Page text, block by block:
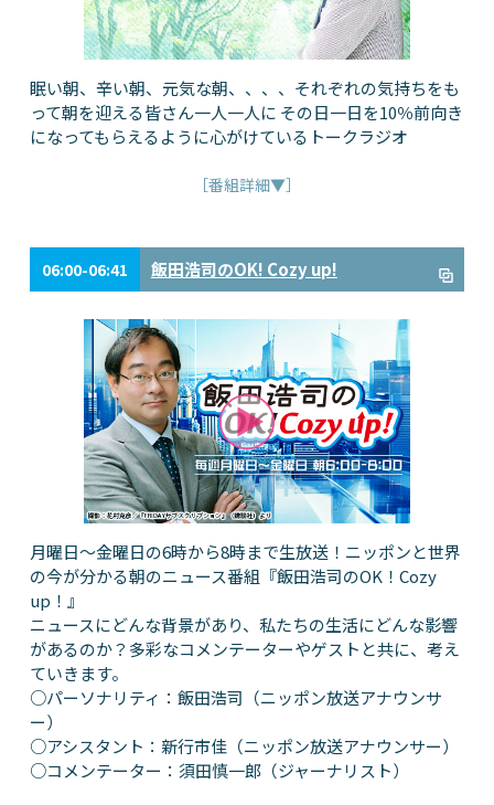
眠い朝、辛い朝、元気な朝、、、、それぞれの気持ちをも
って朝を迎える皆さん一人一人に その日一日を10％前向き
になってもらえるように心がけているトークラジオ
［番組詳細▼］
06:00-06:41 飯田浩司のOK! Cozy up!
月曜日～金曜日の6時から8時まで生放送！ニッポンと世界
の今が分かる朝のニュース番組『飯田浩司のOK！Cozy
up！』
ニュースにどんな背景があり、私たちの生活にどんな影響
があるのか？多彩なコメンテーターやゲストと共に、考え
ていきます。
○パーソナリティ：飯田浩司（ニッポン放送アナウンサ
ー）
○アシスタント：新行市佳（ニッポン放送アナウンサー）
○コメンテーター：須田慎一郎（ジャーナリスト）